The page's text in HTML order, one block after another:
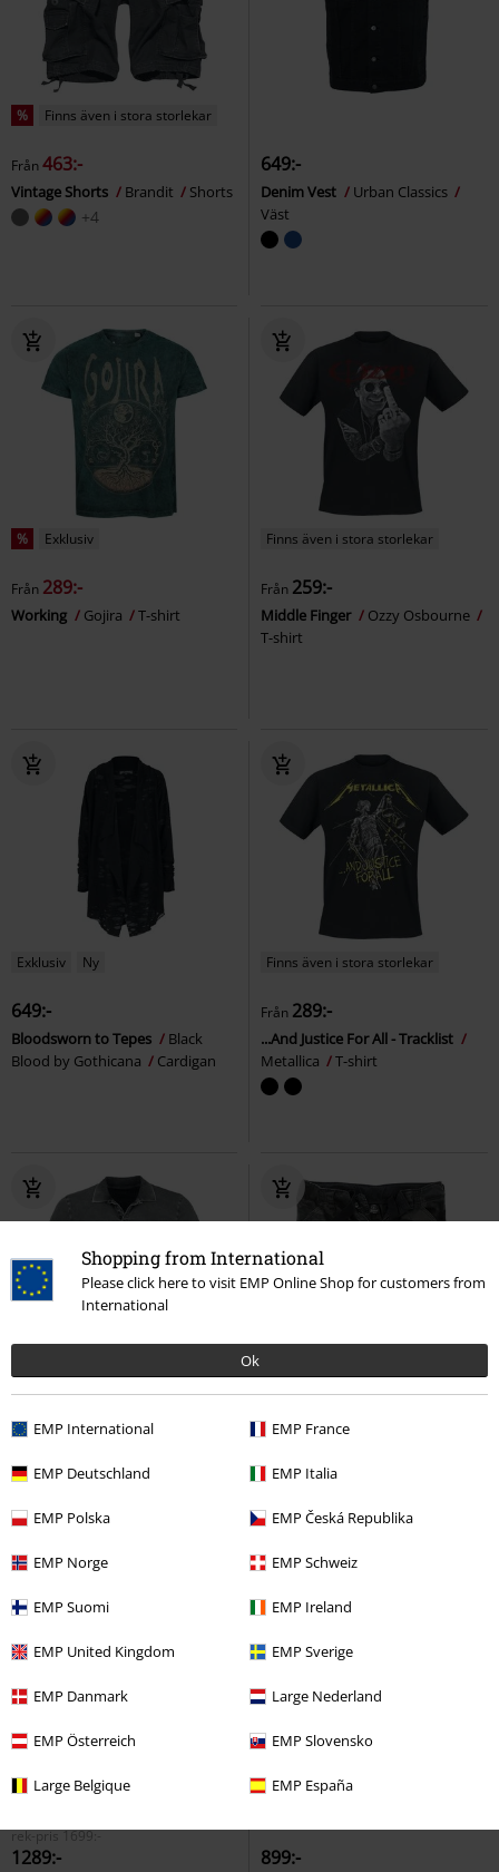
Shopping from International
Please click here to visit EMP Online Shop for customers from
International
Ok
EMP International EMP France
EMP Deutschland EMP Italia
EMP Polska EMP Česká Republika
EMP Norge EMP Schweiz
EMP Suomi EMP Ireland
EMP United Kingdom EMP Sverige
EMP Danmark Large Nederland
EMP Österreich EMP Slovensko
Large Belgique EMP España
% Finns även i stora storlekar
Från463:-
Vintage Shorts Brandit Shorts
+4
649:-
Denim Vest
Urban Classics
Väst
% Exklusiv
Från 289:-
Working Gojira T-shirt
Finns även i stora storlekar
Från 259:-
Middle Finger
Ozzy Osbourne
T-shirt
Exklusiv Ny
649:-
Bloodsworn to Tepes
Black
Blood by Gothicana
Cardigan
Finns även i stora storlekar
Från 289:-
...And Justice For All - Tracklist
Metallica
T-shirt
329:-
Basic
329:-
Cody Vintage
rek-pris1699:-
1289:- 899:-